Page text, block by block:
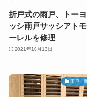
折戸式の雨戸、トー
ッシ雨戸サッシアト
ーレルを修理
2021年10月13日
雨戸、